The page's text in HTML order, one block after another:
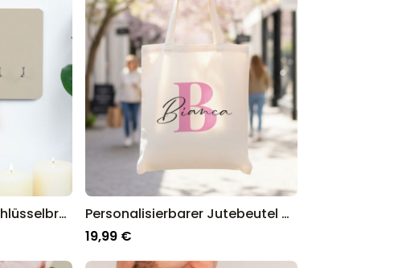
Personalisierbares Schlüsselbrett mit Monogramm
Personalisierbarer Jutebeutel mit Monogramm
19,99 €